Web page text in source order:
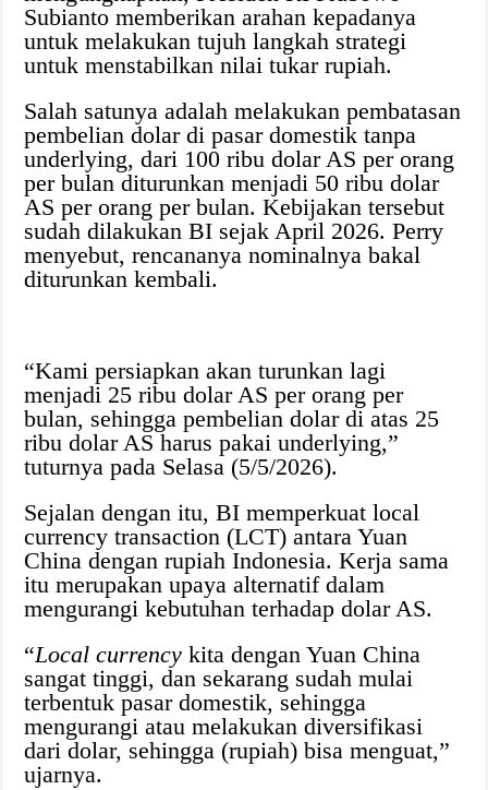
Subianto memberikan arahan kepadanya
untuk melakukan tujuh langkah strategi
untuk menstabilkan nilai tukar rupiah.
Salah satunya adalah melakukan pembatasan
pembelian dolar di pasar domestik tanpa
underlying, dari 100 ribu dolar AS per orang
per bulan diturunkan menjadi 50 ribu dolar
AS per orang per bulan. Kebijakan tersebut
sudah dilakukan BI sejak April 2026. Perry
menyebut, rencananya nominalnya bakal
diturunkan kembali.
“Kami persiapkan akan turunkan lagi
menjadi 25 ribu dolar AS per orang per
bulan, sehingga pembelian dolar di atas 25
ribu dolar AS harus pakai underlying,”
tuturnya pada Selasa (5/5/2026).
Sejalan dengan itu, BI memperkuat local
currency transaction (LCT) antara Yuan
China dengan rupiah Indonesia. Kerja sama
itu merupakan upaya alternatif dalam
mengurangi kebutuhan terhadap dolar AS.
“Local currency kita dengan Yuan China
sangat tinggi, dan sekarang sudah mulai
terbentuk pasar domestik, sehingga
mengurangi atau melakukan diversifikasi
dari dolar, sehingga (rupiah) bisa menguat,”
ujarnya.